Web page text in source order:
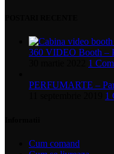
360 VIDEO Booth –
1
PERFUMARTE –
1
Cum comand